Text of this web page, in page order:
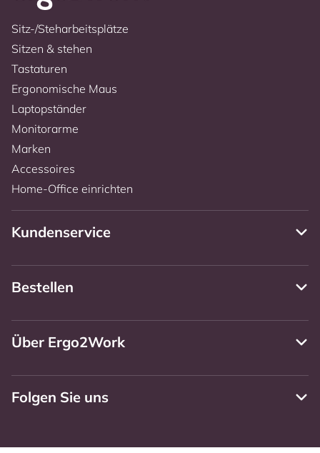
Sitz-/Steharbeitsplätze
Sitzen & stehen
Tastaturen
Ergonomische Maus
Laptopständer
Monitorarme
Marken
Accessoires
Home-Office einrichten
Kundenservice
Bestellen
Über Ergo2Work
Folgen Sie uns